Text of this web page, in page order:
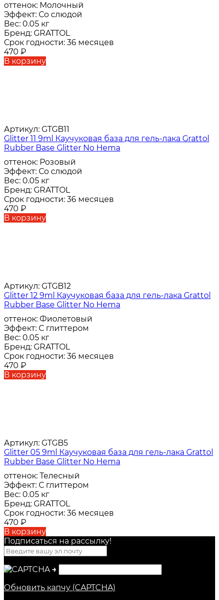
оттенок: Молочный
Эффект: Со слюдой
Вес: 0.05 кг
Бренд: GRATTOL
Срок годности: 36 месяцев
470 ₽
В корзину
Артикул: GTGB11
Glitter 11 9ml Каучуковая база для гель-лака Grattol
Rubber Base Glitter No Hema
оттенок: Розовый
Эффект: Со слюдой
Вес: 0.05 кг
Бренд: GRATTOL
Срок годности: 36 месяцев
470 ₽
В корзину
Артикул: GTGB12
Glitter 12 9ml Каучуковая база для гель-лака Grattol
Rubber Base Glitter No Hema
оттенок: Фиолетовый
Эффект: С глиттером
Вес: 0.05 кг
Бренд: GRATTOL
Срок годности: 36 месяцев
470 ₽
В корзину
Артикул: GTGB5
Glitter 05 9ml Каучуковая база для гель-лака Grattol
Rubber Base Glitter No Hema
оттенок: Телесный
Эффект: С глиттером
Вес: 0.05 кг
Бренд: GRATTOL
Срок годности: 36 месяцев
470 ₽
В корзину
Подписаться на рассылкy!
→
Обновить капчу (CAPTCHA)